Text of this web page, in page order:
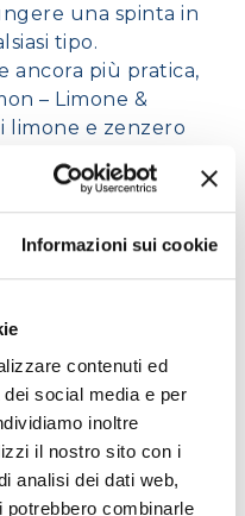
Informazioni sui cookie
contenuti ed
social media e per
inoltre
il nostro sito con i
analisi dei dati web,
potrebbero combinarle
una spinta in
tipo.
ancora più pratica,
– Limone &
limone e zenzero
e facile da bere